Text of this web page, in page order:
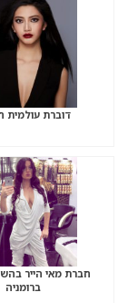
דוברת עולמית
חברת מאי הייר
ברומניה